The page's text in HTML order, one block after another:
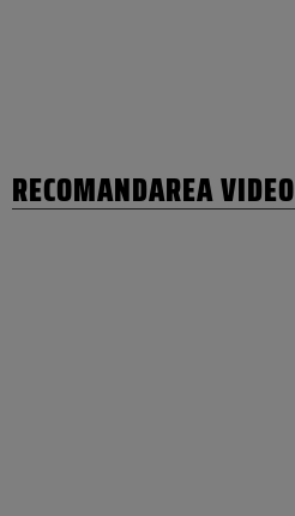
RECOMANDAREA VIDEO